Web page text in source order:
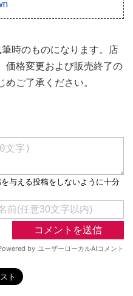
時のものになります。店
価格変更および販売終了の
ご了承ください。